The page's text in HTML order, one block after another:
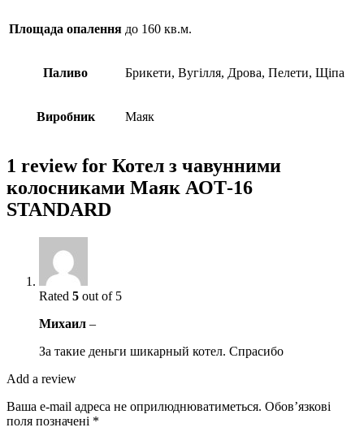
Площада опалення до 160 кв.м.
Паливо Брикети, Вугілля, Дрова, Пелети, Щіпа
Виробник Маяк
1 review for Котел з чавунними
колосниками Маяк АОТ-16
STANDARD
Rated 5 out of 5
Михаил –
За такие деньги шикарный котел. Спрасибо
Add a review
Ваша e-mail адреса не оприлюднюватиметься. Обов’язкові
поля позначені *